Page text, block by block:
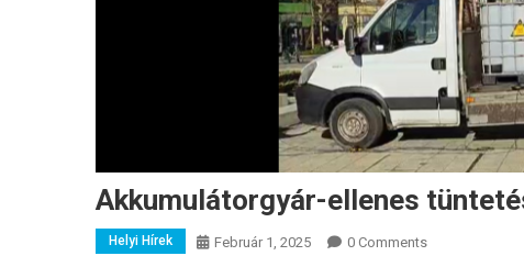
Akkumulátorgyár-ellenes
Helyi Hírek Február 1, 2025 0 Comments